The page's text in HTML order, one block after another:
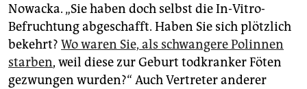
Nowacka. „Sie haben doch selbst die In-Vitro-
Befruchtung abgeschafft. Haben Sie sich plötzlich
bekehrt? Wo waren Sie, als schwangere Polinnen
starben, weil diese zur Geburt todkranker Föten
gezwungen wurden?“ Auch Vertreter anderer